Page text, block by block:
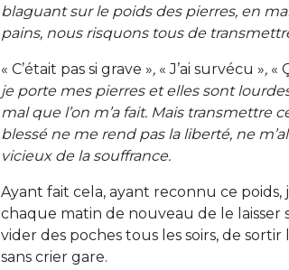
blaguant sur le poids des pierres, en
pains, nous risquons tous de
« C’était pas si grave », « J’ai survécu », «
je porte mes pierres et elles sont
mal que l’on m’a fait. Mais transmettre
blessé ne me rend pas la liberté, ne
vicieux de la souffrance.
Ayant fait cela, ayant reconnu ce poids,
chaque matin de nouveau de le laisser
vider des poches tous les soirs, de
sans crier gare.